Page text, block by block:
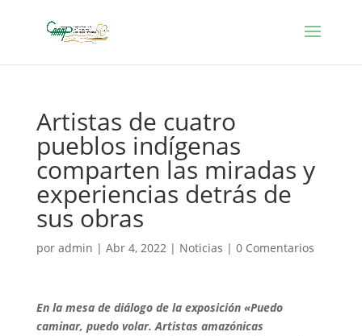
Artistas de cuatro
pueblos indígenas
comparten las miradas y
experiencias detrás de
sus obras
por admin | Abr 4, 2022| Noticias | 0 Comentarios
En la mesa de diálogo de la exposición «Puedo
caminar, puedo volar. Artistas amazónicas